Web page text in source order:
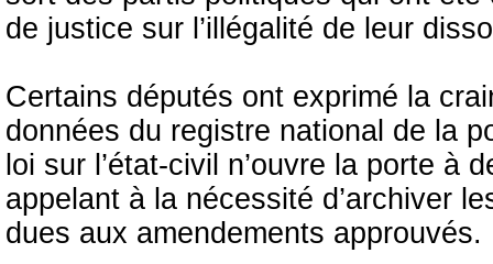
de justice sur l’illégalité de leur
Certains députés ont exprimé la
données du registre national de la
loi sur l’état-civil n’ouvre la porte à
appelant à la nécessité d’archiver
dues aux amendements approuvés.